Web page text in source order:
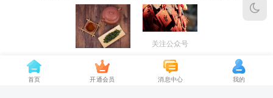
保存图片，打开
VX扫一扫添加
关注公众号
首页 开通会员 消息中心 我的